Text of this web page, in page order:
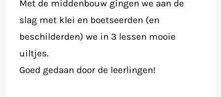
Met de middenbouw gingen we aan de
slag met klei en boetseerden (en
beschilderden) we in 3 lessen mooie
uiltjes.
Goed gedaan door de leerlingen!